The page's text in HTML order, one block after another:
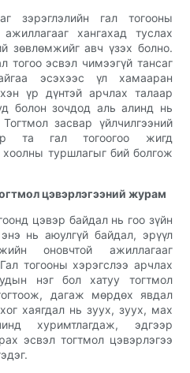
зэрэглэлийн гал тогооны
хангахад туслах
зөвлөмжийг авч үзэх болно.
тогоо эсвэл чимээгүй тансаг
эсэхээс үл хамааран
үр дүнтэй арчлах талаар
болон зочдод аль алинд нь
засвар үйлчилгээний
та гал тогоогоо жигд
туршлагыг бий болгож
цэвэрлэгээний журам
цэвэр байдал нь гоо зүйн
нь аюулгүй байдал, эрүүл
оновчтой ажиллагааг
тогооны хэрэгслээ арчлах
нэг бол хатуу тогтмол
дагаж мөрдөх явдал
хаягдал нь зуух, зуух, мах
хуримтлагдаж, эдгээр
эсвэл тогтмол цэвэрлэгээ